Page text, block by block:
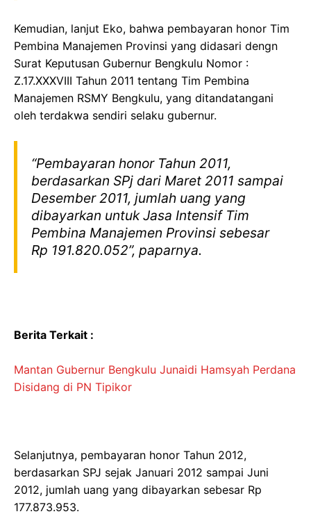
Kemudian, lanjut Eko, bahwa pembayaran honor Tim
Pembina Manajemen Provinsi yang didasari dengn
Surat Keputusan Gubernur Bengkulu Nomor :
Z.17.XXXVIII Tahun 2011 tentang Tim Pembina
Manajemen RSMY Bengkulu, yang ditandatangani
oleh terdakwa sendiri selaku gubernur.
“Pembayaran honor Tahun 2011,
berdasarkan SPj dari Maret 2011 sampai
Desember 2011, jumlah uang yang
dibayarkan untuk Jasa Intensif Tim
Pembina Manajemen Provinsi sebesar
Rp 191.820.052”, paparnya.
Berita Terkait :
Mantan Gubernur Bengkulu Junaidi Hamsyah Perdana
Disidang di PN Tipikor
Selanjutnya, pembayaran honor Tahun 2012,
berdasarkan SPJ sejak Januari 2012 sampai Juni
2012, jumlah uang yang dibayarkan sebesar Rp
177.873.953.